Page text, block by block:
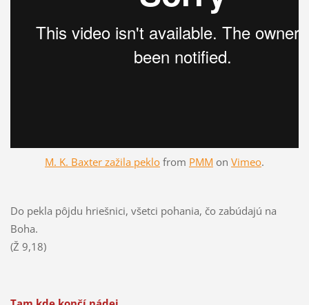
M. K. Baxter zažila peklo from PMM on Vimeo.
Do pekla pôjdu hriešnici, všetci pohania, čo zabúdajú na
Boha.
(Ž 9,18)